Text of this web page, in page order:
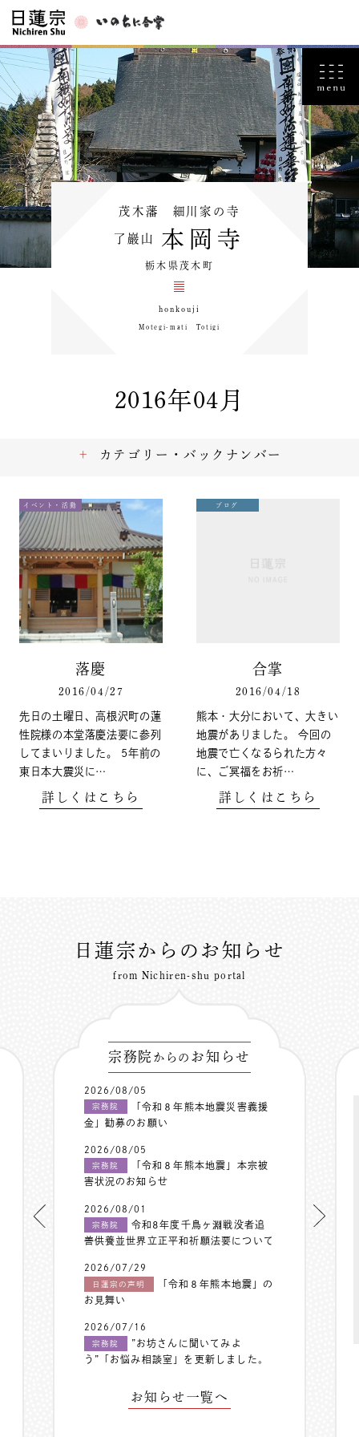
茂木藩 細川家の寺
了巖山 本岡寺
栃木県茂木町
honkouji
Motegi-mati Totigi
2016年04月
イベント・活動
落慶
2016/04/27
先日の土曜日、高根沢町の蓮
性院様の本堂落慶法要に参列
してまいりました。 5年前の
東日本大震災に…
詳しくはこちら
ブログ
合掌
2016/04/18
熊本・大分において、大きい
地震がありました。 今回の
地震で亡くなるられた方々
に、ご冥福をお祈…
詳しくはこちら
カテゴリー・バックナンバー
日蓮宗からのお知らせ
from Nichiren-shu portal
宗務院 からの お知らせ
2026/08/05
宗務院
「令和８年熊本地震災害義援
金」勧募のお願い
2026/08/05
宗務院
「令和８年熊本地震」本宗被
害状況のお知らせ
2026/08/01
宗務院
令和8年度千鳥ヶ淵戦没者追
善供養並世界立正平和祈願法要について
2026/07/29
日蓮宗の声明
「令和８年熊本地震」の
お見舞い
2026/07/16
宗務院
”お坊さんに聞いてみよ
う”「お悩み相談室」を更新しました。
お知らせ一覧へ